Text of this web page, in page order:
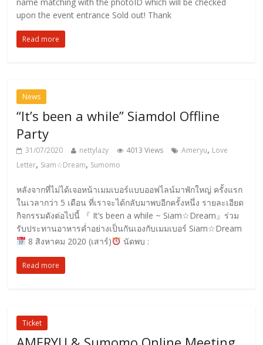
upon the event entrance Sold out! Thank
Read more
News
“It’s been a while” Siamdol Offline
Party
31/07/2020 nettylazy 4013 Views Ameryu, Love
Letter, Siam☆Dream, Sumomo
หลังจากที่ไม่ได้เจอหน้าเมมเบอร์แบบออฟไลน์มาพักใหญ่ ครั้งแรก
ในเวลากว่า 5 เดือน ที่เราจะได้กลับมาพบอีกครั้งหนึ่ง รายละเอียด
กิจกรรมดังต่อไปนี้ 『 It’s been a while ~ Siam☆Dream』ร่วม
รับประทานอาหารค่ำอย่างเป็นกันเองกับเมมเบอร์ Siam☆Dream
8 สิงหาคม 2020 (เสาร์)
นัดพบ :
Read more
Ticket